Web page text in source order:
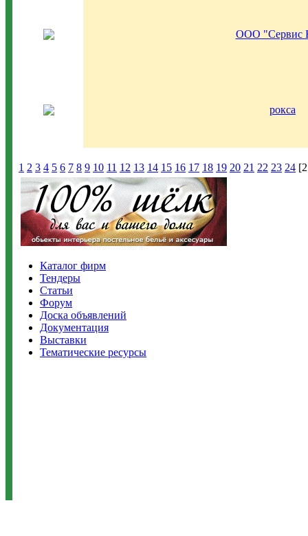
ООО "Сервис
рокса
1 2 3 4 5 6 7 8 9 10 11 12 13 14 15 16 17 18 19 20 21 22 23 24
Каталог фирм
Тендеры
Статьи
Форум
Доска объявлений
Документация
Выставки
Тематические ресурсы